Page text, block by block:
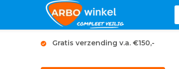
Gratis verzending v.a. €150,-